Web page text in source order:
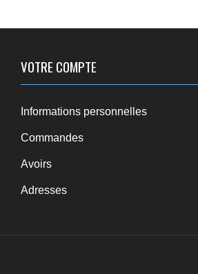
VOTRE COMPTE
Informations personnelles
Commandes
Avoirs
Adresses